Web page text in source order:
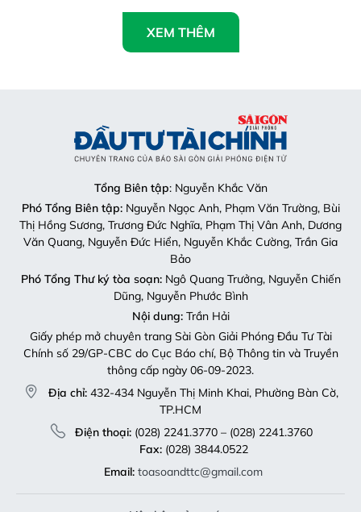
XEM THÊM
Tổng Biên tập: Nguyễn Khắc Văn
Phó Tổng Biên tập:Nguyễn Ngọc Anh, Phạm Văn Trường, Bùi
Thị Hồng Sương, Trương Đức Nghĩa, Phạm Thị Vân Anh, Dương
Văn Quang, Nguyễn Đức Hiển, Nguyễn Khắc Cường, Trần Gia
Bảo
Phó Tổng Thư ký tòa soạn:Ngô Quang Trưởng, Nguyễn Chiến
Dũng, Nguyễn Phước Bình
Nội dung:Trần Hải
Giấy phép mở chuyên trang Sài Gòn Giải Phóng Đầu Tư Tài
Chính số 29/GP-CBC do Cục Báo chí, Bộ Thông tin và Truyền
thông cấp ngày 06-09-2023.
Địa chỉ: 432-434 Nguyễn Thị Minh Khai, Phường Bàn Cờ,
TP.HCM
Điện thoại:(028) 2241.3770 – (028) 2241.3760
Fax:(028) 3844.0522
Email: toasoandttc@gmail.com